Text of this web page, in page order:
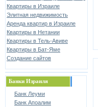
Квартиры в Израиле
Элитная недвижимость
Аренда квартир в Израиле
Квартиры в Нетании
Квартиры в Тель-Авиве
Квартиры в Бат-Яме
Создание сайтов
Банки Израиля
Банк Леуми
Банк Апоалим